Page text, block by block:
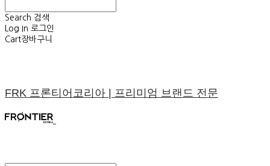
Search 검색
Log In 로그인
Cart장바구니
FRK 프론티어코리아 | 프리미엄 브랜드 전문